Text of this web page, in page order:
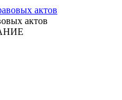
актов